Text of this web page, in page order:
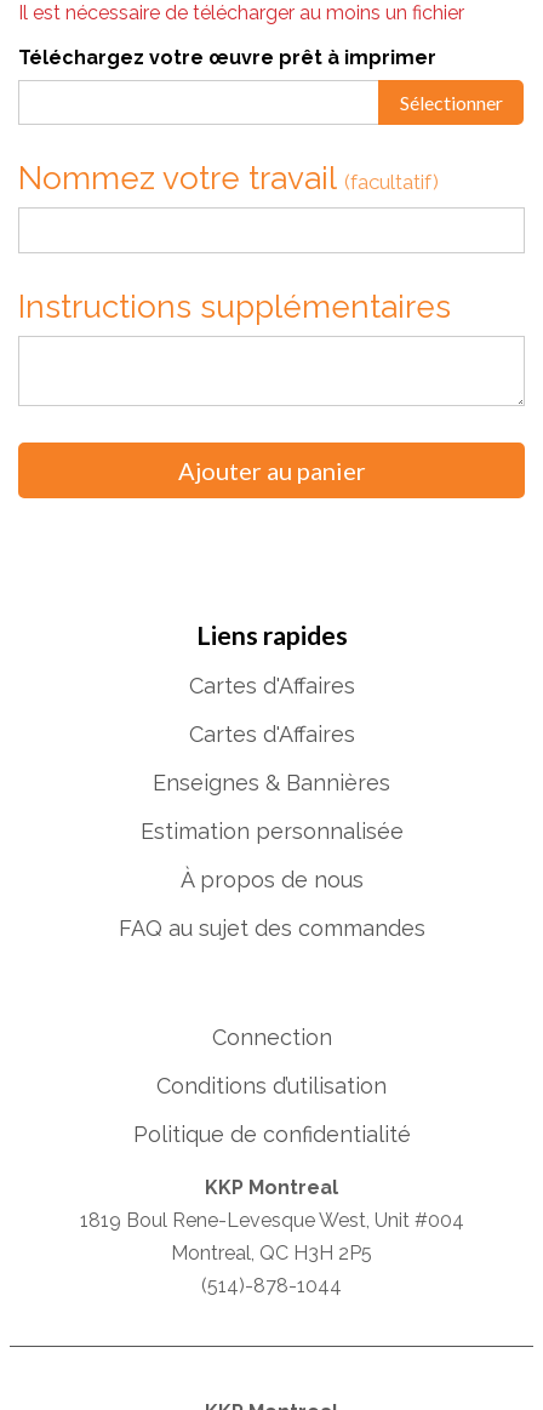
Il est nécessaire de télécharger au moins un fichier
Téléchargez votre œuvre prêt à imprimer
Sélectionner
Nommez votre travail (facultatif)
Instructions supplémentaires
Liens rapides
Cartes d'Affaires
Cartes d'Affaires
Enseignes & Bannières
Estimation personnalisée
À propos de nous
FAQ au sujet des commandes
Connection
Conditions d’utilisation
Politique de confidentialité
KKP Montreal
1819 Boul Rene-Levesque West, Unit #004
Montreal, QC H3H 2P5
(514)-878-1044